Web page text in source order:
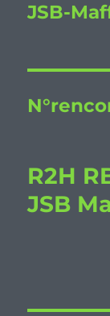
JSB-
R2H
JSB